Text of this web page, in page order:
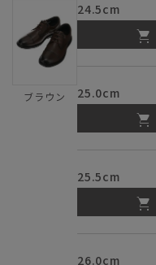
ブラウン
24.5cm
25.0cm
25.5cm
26.0cm